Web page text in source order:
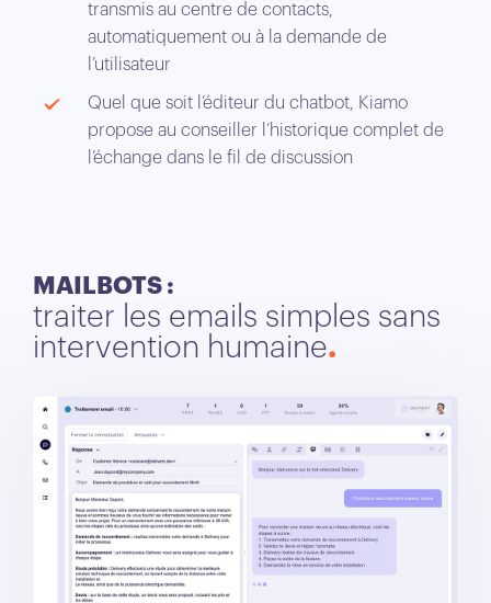
transmis au centre de contacts,
automatiquement ou à la demande de
l’utilisateur
Quel que soit l’éditeur du chatbot, Kiamo
propose au conseiller l’historique complet de
l’échange dans le fil de discussion
MAILBOTS :
traiter les emails simples sans
intervention humaine